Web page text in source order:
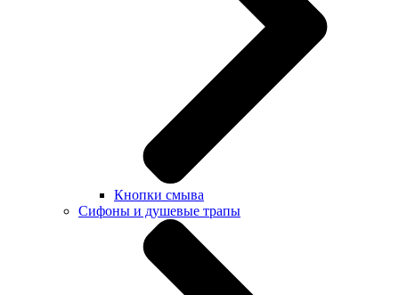
Кнопки смыва
Сифоны и душевые трапы